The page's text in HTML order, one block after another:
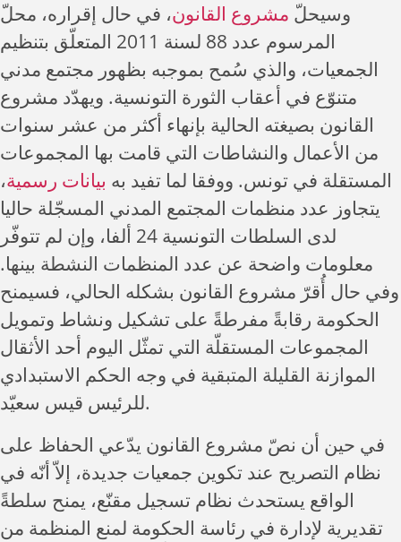
وسيحلّ مشروع القانون، في حال إقراره، محلّ
المرسوم عدد 88 لسنة 2011 المتعلّق بتنظيم
الجمعيات، والذي سُمح بموجبه بظهور مجتمع مدني
متنوّع في أعقاب الثورة التونسية. ويهدّد مشروع
القانون بصيغته الحالية بإنهاء أكثر من عشر سنوات
من الأعمال والنشاطات التي قامت بها المجموعات
المستقلة في تونس. ووفقا لما تفيد به بيانات رسمية،
يتجاوز عدد منظمات المجتمع المدني المسجّلة حاليا
لدى السلطات التونسية 24 ألفا، وإن لم تتوفّر
معلومات واضحة عن عدد المنظمات النشطة بينها.
وفي حال أُقرّ مشروع القانون بشكله الحالي، فسيمنح
الحكومة رقابةً مفرطةً على تشكيل ونشاط وتمويل
المجموعات المستقلّة التي تمثّل اليوم أحد الأثقال
الموازنة القليلة المتبقية في وجه الحكم الاستبدادي
للرئيس قيس سعيّد.
في حين أن نصّ مشروع القانون يدّعي الحفاظ على
نظام التصريح عند تكوين جمعيات جديدة، إلاّ أنّه في
الواقع يستحدث نظام تسجيل مقنّع، يمنح سلطةً
تقديرية لإدارة في رئاسة الحكومة لمنع المنظمة من